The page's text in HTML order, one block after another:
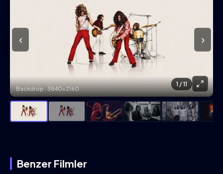
‹
Backdrop · 3840×2160
›
1 / 11
Benzer Filmler